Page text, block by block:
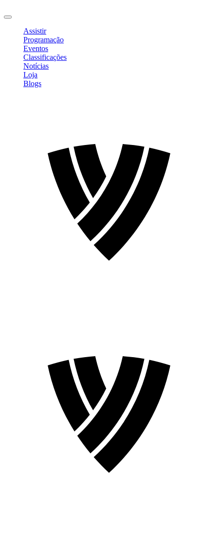
Assistir
Programação
Eventos
Classificações
Notícias
Loja
Blogs